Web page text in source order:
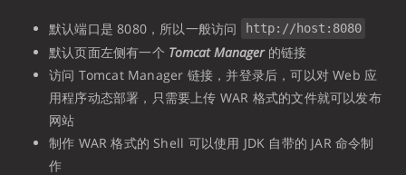
默认端口是 8080，所以一般访问 http://host:8080
默认页面左侧有一个 Tomcat Manager的链接
访问 Tomcat Manager 链接，并登录后，可以对 Web 应
用程序动态部署，只需要上传 WAR 格式的文件就可以发布
网站
制作 WAR 格式的 Shell 可以使用 JDK 自带的 JAR 命令制
作